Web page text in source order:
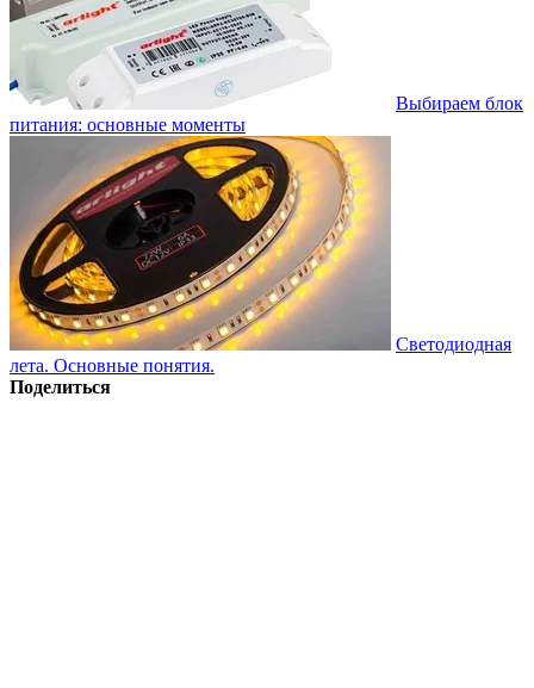
Выбираем блок
питания: основные моменты
Светодиодная
лета. Основные понятия.
Поделиться